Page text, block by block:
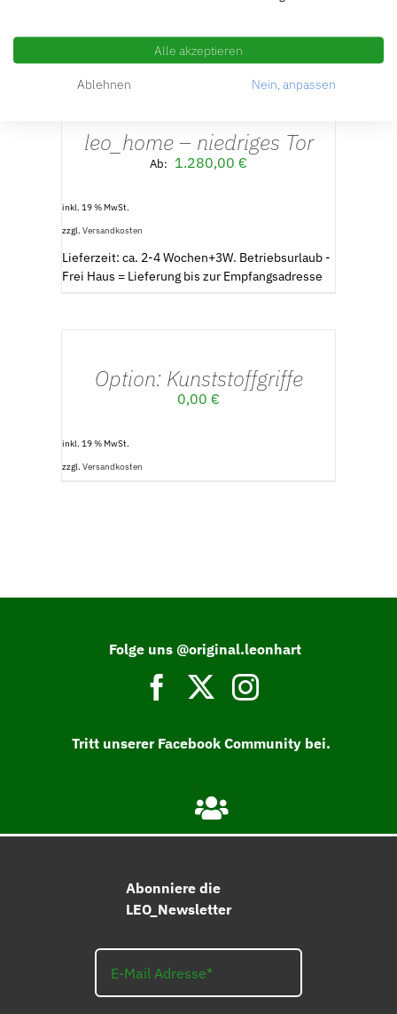
AUSFÜHRUNG
DETAILS
leo_home – niedriges Tor
Ab: 1.280,00 €
inkl. 19 % MwSt.
zzgl. Versandkosten
Lieferzeit: ca. 2-4 Wochen+3W. Betriebsurlaub -
Frei Haus = Lieferung bis zur Empfangsadresse
Option: Kunststoffgriffe
0,00 €
inkl. 19 % MwSt.
zzgl. Versandkosten
Folge uns @original.leonhart
Tritt unserer Facebook Community bei.
Abonniere die
LEO_Newsletter
Alle akzeptieren
Ablehnen Nein, anpassen